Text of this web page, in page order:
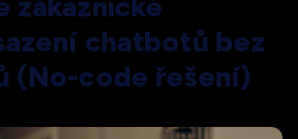
chatbotů bez
(No-code řešení)